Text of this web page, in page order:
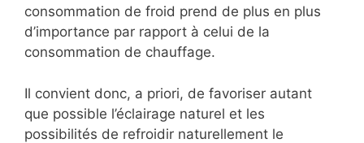
consommation de froid prend de plus en plus
d’importance par rapport à celui de la
consommation de chauffage.
Il convient donc, a priori, de favoriser autant
que possible l’éclairage naturel et les
possibilités de refroidir naturellement le